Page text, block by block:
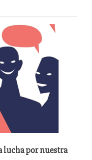
lucha por nuestra